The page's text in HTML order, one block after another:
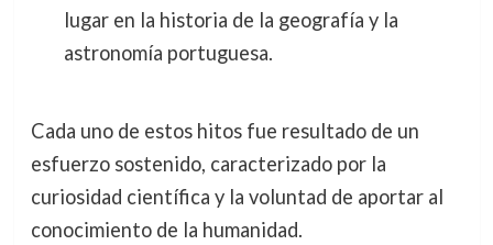
lugar en la historia de la geografía y la
astronomía portuguesa.
Cada uno de estos hitos fue resultado de un
esfuerzo sostenido, caracterizado por la
curiosidad científica y la voluntad de aportar al
conocimiento de la humanidad.